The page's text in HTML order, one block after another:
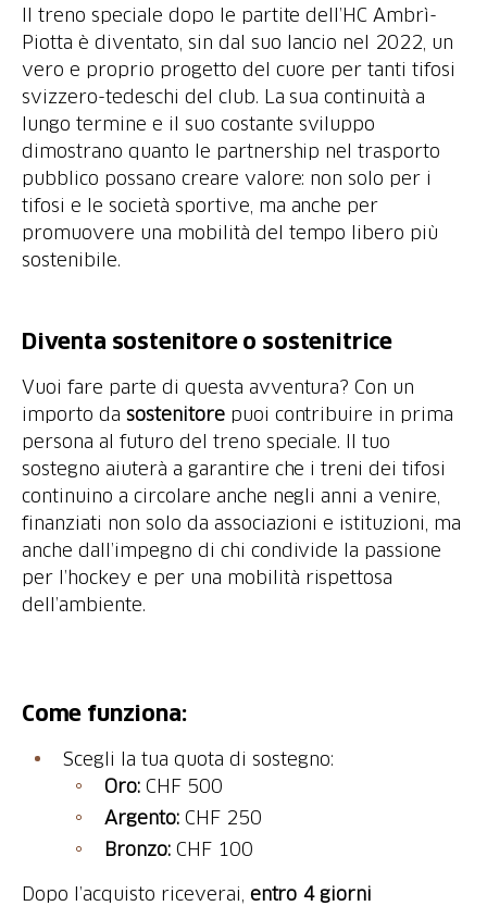
Il treno speciale dopo le partite dell’HC Ambrì-
Piotta è diventato, sin dal suo lancio nel 2022, un
vero e proprio progetto del cuore per tanti tifosi
svizzero-tedeschi del club. La sua continuità a
lungo termine e il suo costante sviluppo
dimostrano quanto le partnership nel trasporto
pubblico possano creare valore: non solo per i
tifosi e le società sportive, ma anche per
promuovere una mobilità del tempo libero più
sostenibile.
Diventa sostenitore o sostenitrice
Vuoi fare parte di questa avventura? Con un
importo da sostenitorepuoi contribuire in prima
persona al futuro del treno speciale. Il tuo
sostegno aiuterà a garantire che i treni dei tifosi
continuino a circolare anche negli anni a venire,
finanziati non solo da associazioni e istituzioni, ma
anche dall’impegno di chi condivide la passione
per l’hockey e per una mobilità rispettosa
dell’ambiente.
Come funziona:
Scegli la tua quota di sostegno:
Oro:CHF 500
Argento:CHF 250
Bronzo:CHF 100
Dopo l’acquisto riceverai, entro 4 giorni